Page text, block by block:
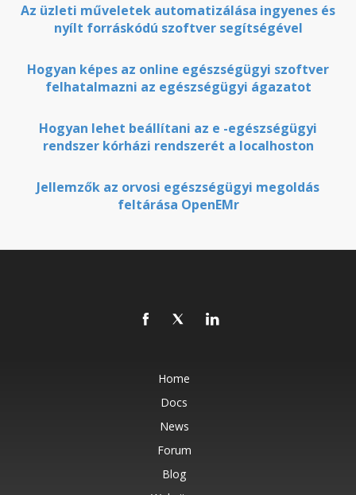
Az üzleti műveletek automatizálása ingyenes és
nyílt forráskódú szoftver segítségével
Hogyan képes az online egészségügyi szoftver
felhatalmazni az egészségügyi ágazatot
Hogyan lehet beállítani az e -egészségügyi
rendszer kórházi rendszerét a localhoston
Jellemzők az orvosi egészségügyi megoldás
feltárása OpenEMr
Home
Docs
News
Forum
Blog